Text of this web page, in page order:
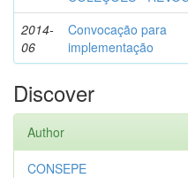
2014-
06
Convocação para
implementação
Discover
Author
CONSEPE